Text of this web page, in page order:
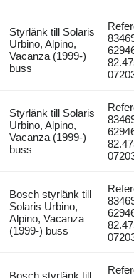
Styrlänk till Solaris
Urbino, Alpino,
Vacanza (1999-)
buss
Styrlänk till Solaris
Urbino, Alpino,
Vacanza (1999-)
buss
Bosch styrlänk till
Solaris Urbino,
Alpino, Vacanza
(1999-) buss
Bosch styrlänk till